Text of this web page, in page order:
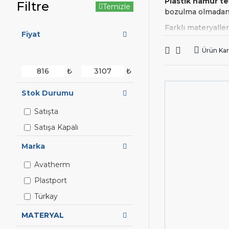
Filtre Temizle
Fiyat
₺ ₺
Marka
Avatherm
Plastport
Türkay
MATERYAL
Stok Durumu
Satışta
Satışa Kapalı
bozulma
Farklı
Farklı
Hamur
kapasite ve
Ürün